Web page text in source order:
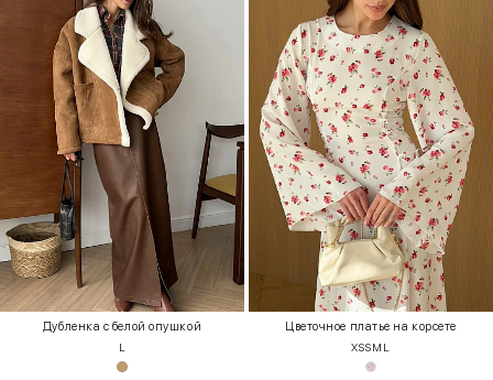
Дубленка с белой опушкой
L
Цветочное платье на корсете
XSSM L